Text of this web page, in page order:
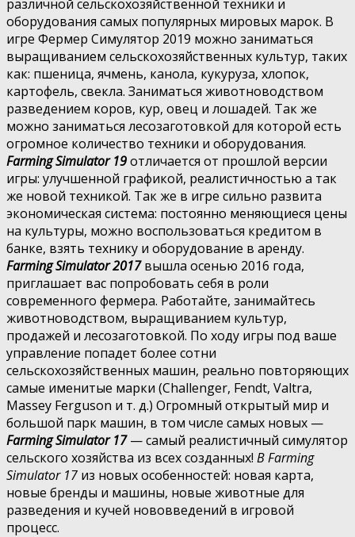
различной сельскохозяйственной техники и
оборудования самых популярных мировых марок. В
игре Фермер Симулятор 2019 можно заниматься
выращиванием сельскохозяйственных культур, таких
как: пшеница, ячмень, канола, кукуруза, хлопок,
картофель, свекла. Заниматься животноводством
разведением коров, кур, овец и лошадей. Так же
можно заниматься лесозаготовкой для которой есть
огромное количество техники и оборудования.
Farming Simulator 19отличается от прошлой версии
игры: улучшенной графикой, реалистичностью а так
же новой техникой. Так же в игре сильно развита
экономическая система: постоянно меняющиеся цены
на культуры, можно воспользоваться кредитом в
банке, взять технику и оборудование в аренду.
Farming Simulator 2017вышла осенью 2016 года,
приглашает вас попробовать себя в роли
современного фермера. Работайте, занимайтесь
животноводством, выращиванием культур,
продажей и лесозаготовкой. По ходу игры под ваше
управление попадет более сотни
сельскохозяйственных машин, реально повторяющих
самые именитые марки (Challenger, Fendt, Valtra,
Massey Ferguson и т. д.) Огромный открытый мир и
большой парк машин, в том числе самых новых —
Farming Simulator 17 — самый реалистичный симулятор
сельского хозяйства из всех созданных! В Farming
Simulator 17 из новых особенностей: новая карта,
новые бренды и машины, новые животные для
разведения и кучей нововведений в игровой
процесс.